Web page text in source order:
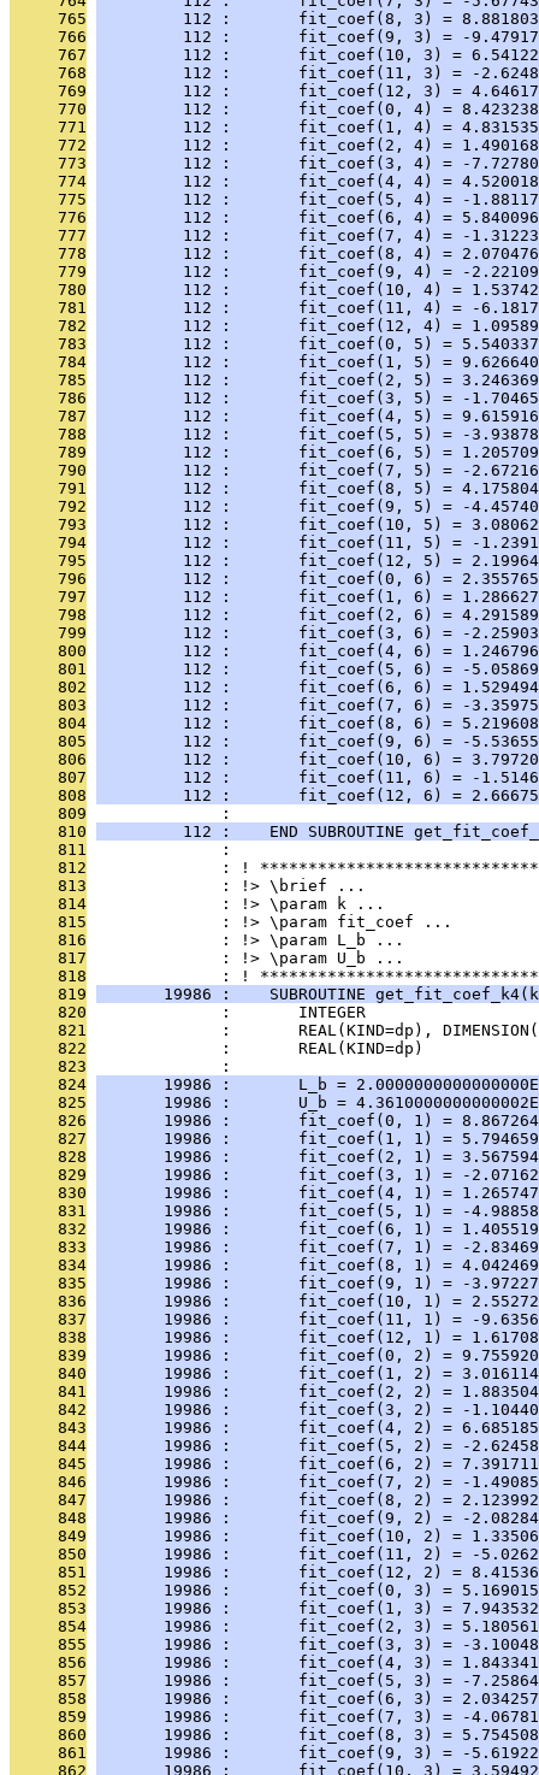
     765
112 :       fit_coef(8, 3) =
     766
112 :       fit_coef(9, 3) = -
     767
112 :       fit_coef(10, 3) =
     768
112 :       fit_coef(11, 3) = -
     769
112 :       fit_coef(12, 3) =
     770
112 :       fit_coef(0, 4) =
     771
112 :       fit_coef(1, 4) =
     772
112 :       fit_coef(2, 4) =
     773
112 :       fit_coef(3, 4) = -
     774
112 :       fit_coef(4, 4) =
     775
112 :       fit_coef(5, 4) = -
     776
112 :       fit_coef(6, 4) =
     777
112 :       fit_coef(7, 4) = -
     778
112 :       fit_coef(8, 4) =
     779
112 :       fit_coef(9, 4) = -
     780
112 :       fit_coef(10, 4) =
     781
112 :       fit_coef(11, 4) = -
     782
112 :       fit_coef(12, 4) =
     783
112 :       fit_coef(0, 5) =
     784
112 :       fit_coef(1, 5) =
     785
112 :       fit_coef(2, 5) =
     786
112 :       fit_coef(3, 5) = -
     787
112 :       fit_coef(4, 5) =
     788
112 :       fit_coef(5, 5) = -
     789
112 :       fit_coef(6, 5) =
     790
112 :       fit_coef(7, 5) = -
     791
112 :       fit_coef(8, 5) =
     792
112 :       fit_coef(9, 5) = -
     793
112 :       fit_coef(10, 5) =
     794
112 :       fit_coef(11, 5) = -
     795
112 :       fit_coef(12, 5) =
     796
112 :       fit_coef(0, 6) =
     797
112 :       fit_coef(1, 6) =
     798
112 :       fit_coef(2, 6) =
     799
112 :       fit_coef(3, 6) = -
     800
112 :       fit_coef(4, 6) =
     801
112 :       fit_coef(5, 6) = -
     802
112 :       fit_coef(6, 6) =
     803
112 :       fit_coef(7, 6) = -
     804
112 :       fit_coef(8, 6) =
     805
112 :       fit_coef(9, 6) = -
     806
112 :       fit_coef(10, 6) =
     807
112 :       fit_coef(11, 6) = -
     808
112 :       fit_coef(12, 6) =
     809
              :
     810
112 :    END SUBROUTINE
     811
              :
     812
: !
     813
              : !> \brief ...
     814
              : !> \param k ...
     815
              : !> \param fit_coef ...
     816
              : !> \param L_b ...
     817
              : !> \param U_b ...
     818
: !
     819
19986 :    SUBROUTINE
     820
:       INTEGER
     821
:       REAL(KIND=dp),
     822
:       REAL(KIND=dp)
     823
              :
     824
19986 :       L_b =
     825
19986 :       U_b =
     826
19986 :       fit_coef(0, 1) =
     827
19986 :       fit_coef(1, 1) =
     828
19986 :       fit_coef(2, 1) =
     829
19986 :       fit_coef(3, 1) = -
     830
19986 :       fit_coef(4, 1) =
     831
19986 :       fit_coef(5, 1) = -
     832
19986 :       fit_coef(6, 1) =
     833
19986 :       fit_coef(7, 1) = -
     834
19986 :       fit_coef(8, 1) =
     835
19986 :       fit_coef(9, 1) = -
     836
19986 :       fit_coef(10, 1) =
     837
19986 :       fit_coef(11, 1) = -
     838
19986 :       fit_coef(12, 1) =
     839
19986 :       fit_coef(0, 2) =
     840
19986 :       fit_coef(1, 2) =
     841
19986 :       fit_coef(2, 2) =
     842
19986 :       fit_coef(3, 2) = -
     843
19986 :       fit_coef(4, 2) =
     844
19986 :       fit_coef(5, 2) = -
     845
19986 :       fit_coef(6, 2) =
     846
19986 :       fit_coef(7, 2) = -
     847
19986 :       fit_coef(8, 2) =
     848
19986 :       fit_coef(9, 2) = -
     849
19986 :       fit_coef(10, 2) =
     850
19986 :       fit_coef(11, 2) = -
     851
19986 :       fit_coef(12, 2) =
     852
19986 :       fit_coef(0, 3) =
     853
19986 :       fit_coef(1, 3) =
     854
19986 :       fit_coef(2, 3) =
     855
19986 :       fit_coef(3, 3) = -
     856
19986 :       fit_coef(4, 3) =
     857
19986 :       fit_coef(5, 3) = -
     858
19986 :       fit_coef(6, 3) =
     859
19986 :       fit_coef(7, 3) = -
     860
19986 :       fit_coef(8, 3) =
     861
19986 :       fit_coef(9, 3) = -
     862
19986 :       fit_coef(10, 3) =